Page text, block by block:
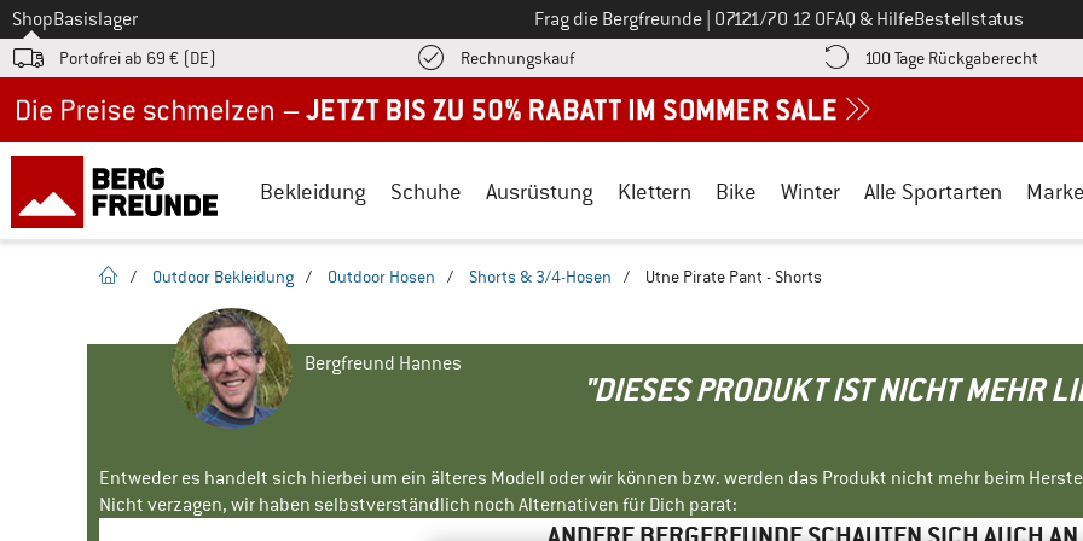
Zum
ShopBasislager Frag die Bergfreunde Ruf uns an unter
07121/70 12 0FAQ & HilfeBestellstatus
Portofrei ab 69 € (DE) RechnungskaufFinde die Zahlungs-Infos hier! Öffnet sich in einer Infobox
100 Tage Rückgaberecht
Bekleidung Schuhe Ausrüstung Klettern Bike Winter Alle Sportarten
Startseite
/ Outdoor Bekleidung / Outdoor Hosen / Shorts & 3/4-Hosen / Utne Pirate Pant - Shorts
Bergfreund Hannes
"DIESES PRODUKT IST NICHT MEHR
Entweder es handelt sich hierbei um ein älteres Modell oder wir können bzw. werden das Produkt nicht mehr beim
Nicht verzagen, wir haben selbstverständlich noch Alternativen für Dich parat: